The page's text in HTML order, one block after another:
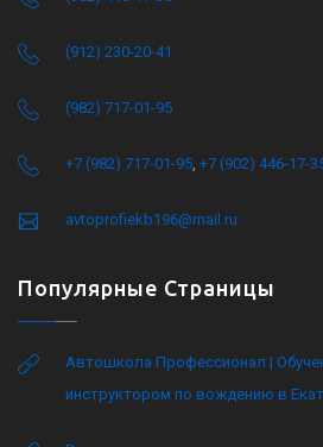
(912) 230-20-41
(982) 717-01-95
+7 (982) 717-01-95 +7 (902) 446-17-
avtoprofiekb196@mail.ru
Популярные Страницы
Автошкола Профессионал |
инструктором по вождению в